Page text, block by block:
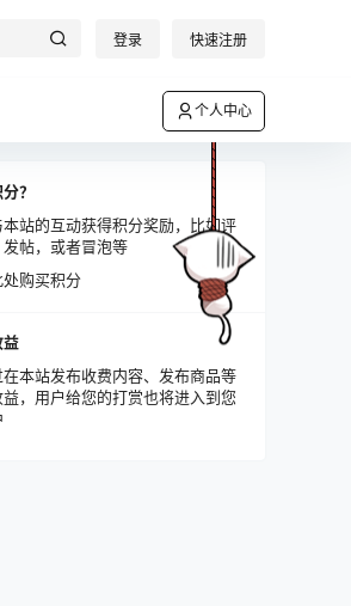
登录 快速注册
个人中心
？
站的互动获得积分奖励，比如评
帖，或者冒泡等
购买积分
益
本站发布收费内容、发布商品等
，用户给您的打赏也将进入到您